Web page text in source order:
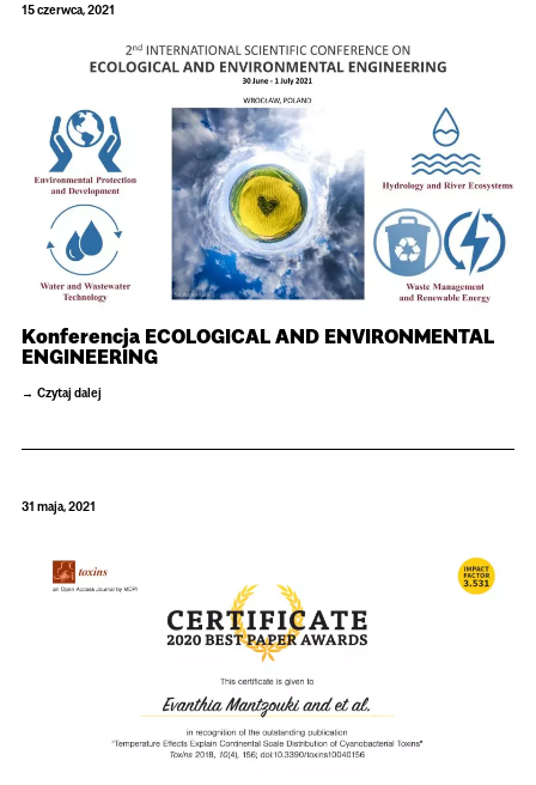
15 czerwca, 2021
Konferencja ECOLOGICAL AND ENVIRONMENTAL
ENGINEERING
Czytaj dalej
31 maja, 2021